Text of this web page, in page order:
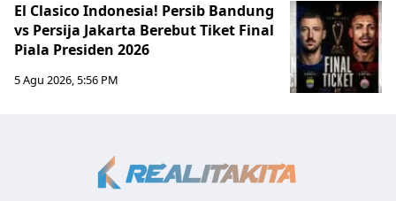
El Clasico Indonesia! Persib Bandung
vs Persija Jakarta Berebut Tiket Final
Piala Presiden 2026
5 Agu 2026, 5:56 PM